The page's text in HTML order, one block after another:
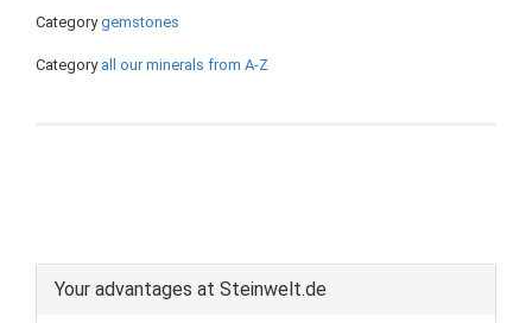
Category gemstones
Category all our minerals from A-Z
Your advantages at Steinwelt.de